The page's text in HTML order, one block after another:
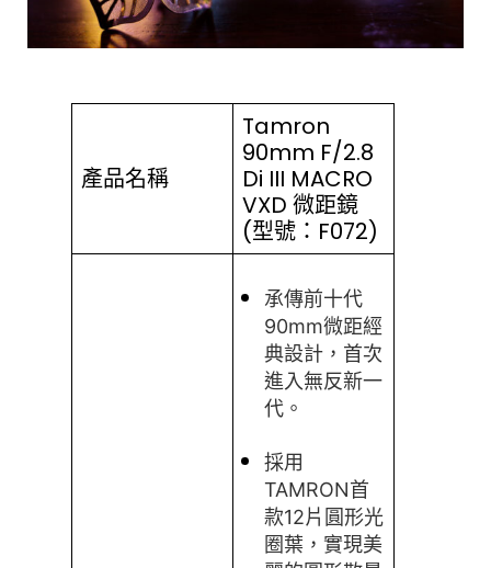
產品名稱
Tamron
90mm F/2.8
Di III MACRO
VXD 微距鏡
(型號：F072)
承傳前十代
90mm微距經
典設計，首次
進入無反新一
代。
採用
TAMRON首
款12片圓形光
圈葉，實現美